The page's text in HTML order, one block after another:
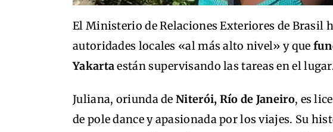
El Ministerio de Relaciones Exteriores de Brasil
autoridades locales «al más alto nivel» y que
Yakartaestán supervisando las tareas en el
Juliana, oriunda de Niterói, Río de Janeiro, es
de pole dance y apasionada por los viajes. Su